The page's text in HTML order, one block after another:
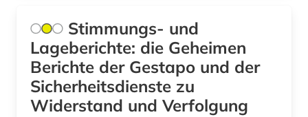
fachinformationsdienst (1)
fachverband (1)
familienforschung (1)
Stimmungs- und
Lageberichte: die Geheimen
Berichte der Gestapo und der
Sicherheitsdienste zu
Widerstand und Verfolgung